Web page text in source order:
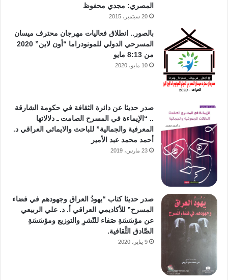
المصري: مجدي محفوظ
20 سبتمبر، 2015
بالصور.. انطلاق فعاليات مهرجان محترف ميسان
المسرحي الدولي للمونودراما “أون لاين” 2020
من 8:13 مايو
10 مايو، 2020
صدر حديثا عن دائرة الثقافة في حكومة الشارقة
.. “الإيماءة في المسرح الصامت ـ دلالاتها
المعرفية والجمالية” للباحث والايمائي العراقي د.
أحمد محمد عبد الأمير
23 مارس، 2019
صدر حديثا كتاب “يهودُ العراق وجهودهم في فضاء
المسرح” للأكاديمي العراقي أ. د. علي الربيعي
عن مؤسَسَةِ صَفاء للنّشرِ والتوزيع ومؤسَسَةِ
الصَّادق الثَّقافية.
9 يناير، 2020